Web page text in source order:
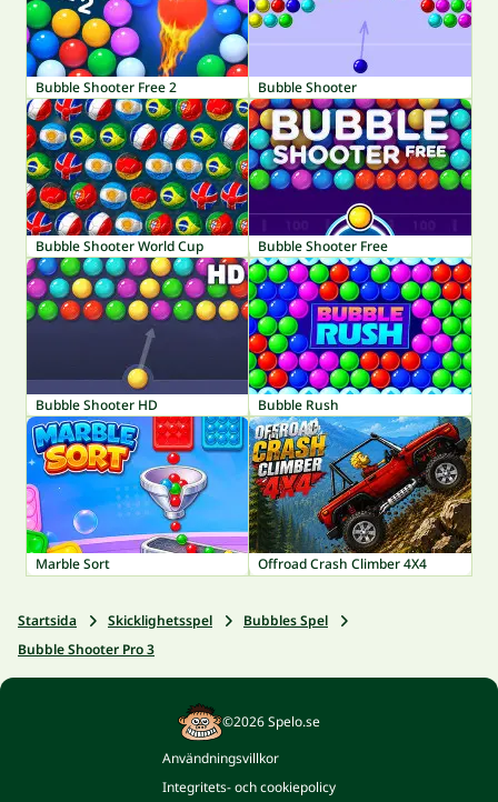
Bubble Shooter Free 2 Bubble Shooter
Bubble Shooter World Cup Bubble Shooter Free
Bubble Shooter HD Bubble Rush
Marble Sort Offroad Crash Climber 4X4
Startsida Skicklighetsspel
Bubbles Spel
Bubble Shooter Pro 3
©2026 Spelo.se
Användningsvillkor
Integritets- och cookiepolicy